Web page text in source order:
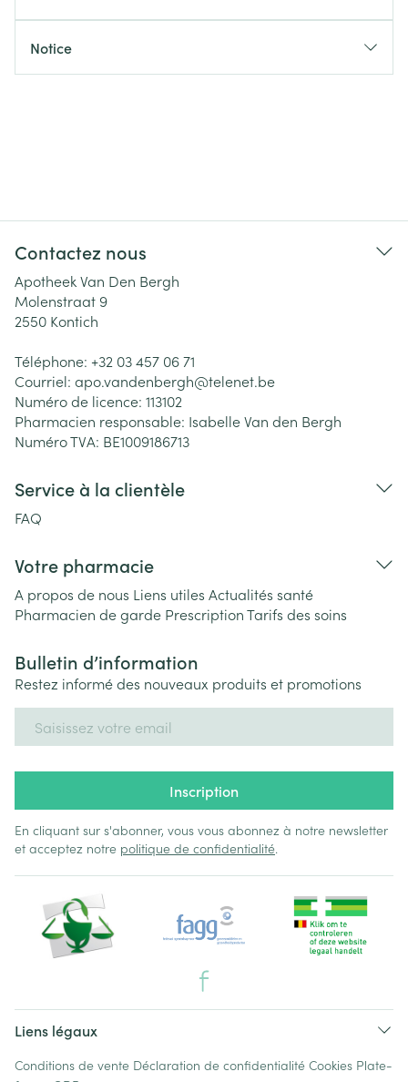
Notice
Contactez nous
Apotheek Van Den Bergh
Molenstraat 9
2550 Kontich
Téléphone: +32 03 457 06 71
Courriel: apo.vandenbergh@telenet.be
Numéro de licence: 113102
Pharmacien responsable: Isabelle Van den Bergh
Numéro TVA: BE1009186713
Service à la clientèle
FAQ
Votre pharmacie
A propos de nous Liens utiles Actualités santé
Pharmacien de garde PrescriptionTarifs des soins
Bulletin d’information
Restez informé des nouveaux produits et promotions
Inscription
En cliquant sur s'abonner, vous vous abonnez à notre newsletter
et acceptez notre politique de confidentialité.
Liens légaux
Conditions de vente Déclaration de confidentialité Cookies Plate-